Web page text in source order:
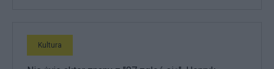
Kultura